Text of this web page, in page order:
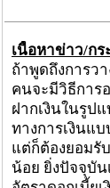
เนื้อหาข่าว/กร
ถ้าพูดถึงการว
คนจะมีวิธีการ
ฝากเงินในรูป
ทางการเงินแ
แต่ก็ต้องยอมรั
น้อย ยิ่งปัจจุบั